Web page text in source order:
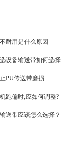
耐用是什么原因
设备输送带如何选择
PU传送带磨损
跑偏时,应如何调整?
送带应该怎么选择？